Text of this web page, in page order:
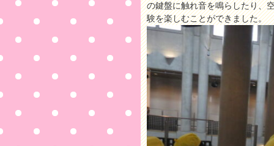
の鍵盤に触れ音を鳴らしたり、
験を楽しむことができました。